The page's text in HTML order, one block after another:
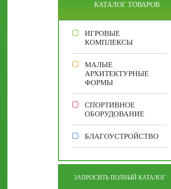
КАТАЛОГ ТОВАРОВ
ИГРОВЫЕ
КОМПЛЕКСЫ
МАЛЫЕ
АРХИТЕКТУРНЫЕ
ФОРМЫ
СПОРТИВНОЕ
ОБОРУДОВАНИЕ
БЛАГОУСТРОЙСТВО
ЗАПРОСИТЬ ПОЛНЫЙ КАТАЛОГ